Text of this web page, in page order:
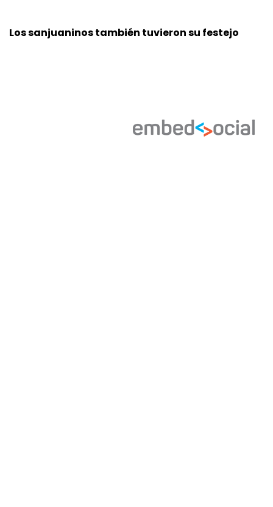
Los sanjuaninos también tuvieron su festejo